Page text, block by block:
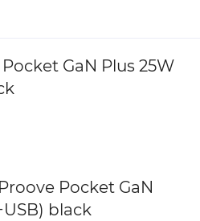
GaN Plus 25W
Pocket GaN
black